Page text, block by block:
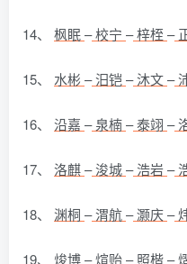
14、 枫眠–校宁 –梓桎 –
15、 水彬 –汨铠–沐文–
16、 沿嘉 –泉楠–泰翊 –
17、 洛麒–浚城–浩岩–
18、 渊桐 –渭航–灏庆–
19、 焌博–煊贻–照楷–